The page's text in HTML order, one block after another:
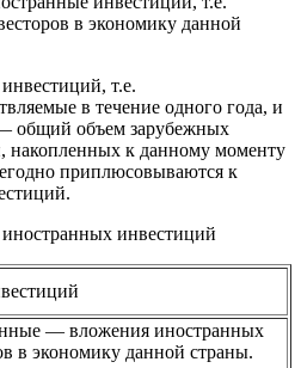
в экономику данной
т.е.
в течение одного года, и
общий объем зарубежных
накопленных к данному моменту
приплюсовываются к
инвестиций
— вложения иностранных
в экономику данной страны.